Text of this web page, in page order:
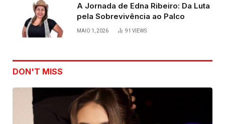
A Jornada de Edna Ribeiro: Da Luta
pela Sobrevivência ao Palco
MAIO 1, 2026 91 VIEWS
DON'T MISS